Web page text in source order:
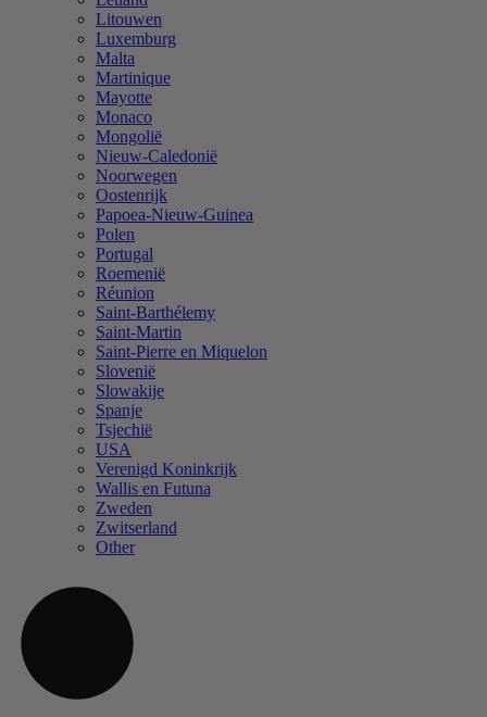
Litouwen
Luxemburg
Malta
Martinique
Mayotte
Monaco
Mongolië
Nieuw-Caledonië
Noorwegen
Oostenrijk
Papoea-Nieuw-Guinea
Polen
Portugal
Roemenië
Réunion
Saint-Barthélemy
Saint-Martin
Saint-Pierre en Miquelon
Slovenië
Slowakije
Spanje
Tsjechië
USA
Verenigd Koninkrijk
Wallis en Futuna
Zweden
Zwitserland
Other